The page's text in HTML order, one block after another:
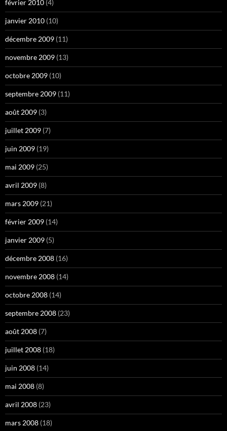
février 2010 (4)
janvier 2010 (10)
décembre 2009 (11)
novembre 2009 (13)
octobre 2009 (10)
septembre 2009 (11)
août 2009 (3)
juillet 2009 (7)
juin 2009 (19)
mai 2009 (25)
avril 2009 (8)
mars 2009 (21)
février 2009 (14)
janvier 2009 (5)
décembre 2008 (16)
novembre 2008 (14)
octobre 2008 (14)
septembre 2008 (23)
août 2008 (7)
juillet 2008 (18)
juin 2008 (14)
mai 2008 (8)
avril 2008 (23)
mars 2008 (18)